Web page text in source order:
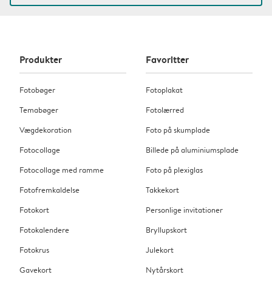
Produkter
Fotobøger
Temabøger
Vægdekoration
Fotocollage
Fotocollage med ramme
Fotofremkaldelse
Fotokort
Fotokalendere
Fotokrus
Gavekort
Favoritter
Fotoplakat
Fotolærred
Foto på skumplade
Billede på aluminiumsplade
Foto på plexiglas
Takkekort
Personlige invitationer
Bryllupskort
Julekort
Nytårskort